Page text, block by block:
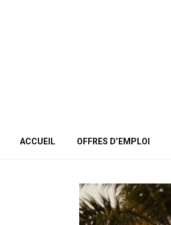
ACCUEIL OFFRES D’EMPLOI